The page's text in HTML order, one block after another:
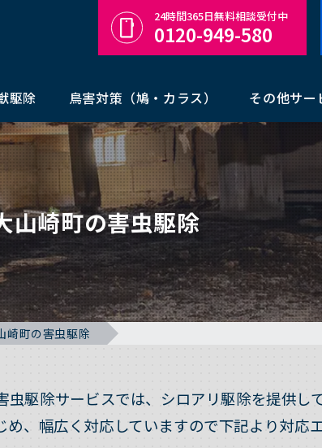
駆除 鳥害対策（鳩・カラス） その他サー
24時間365日無料相談受付中
0120-949-580
山崎町の害虫駆除
崎町の害虫駆除
駆除サービスでは、シロアリ駆除を提供して
、幅広く対応していますので下記より対応